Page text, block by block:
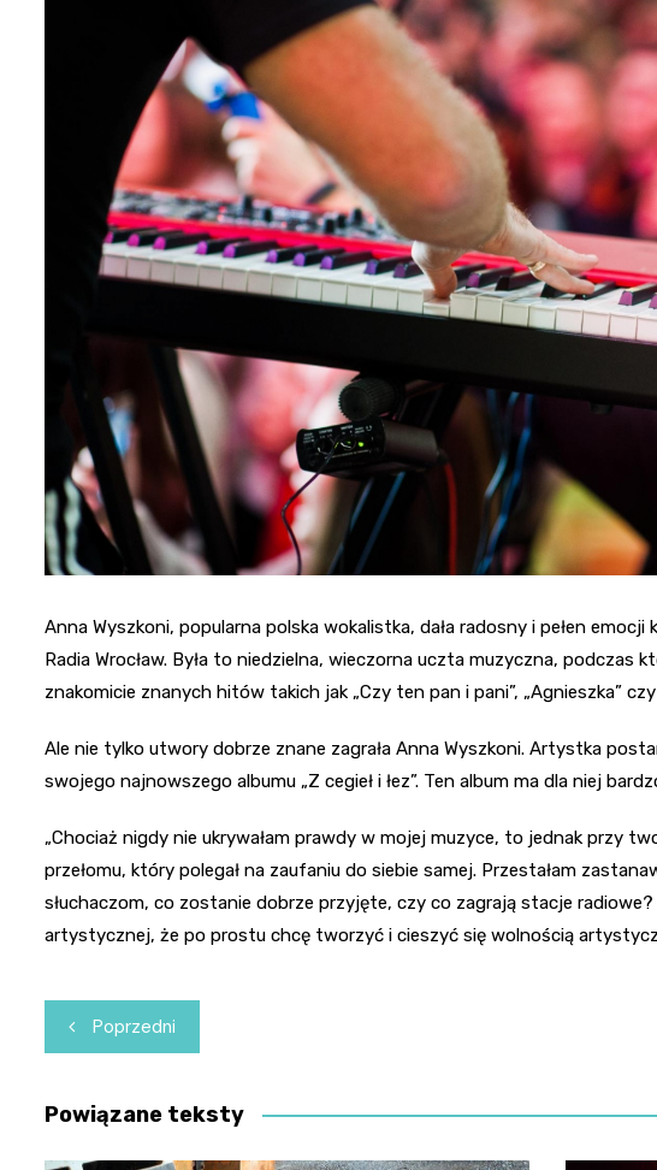
Anna Wyszkoni, popularna polska wokalistka, dała radosny i pełen
Radia Wrocław. Była to niedzielna, wieczorna uczta muzyczna, podczas
znakomicie znanych hitów takich jak „Czy ten pan i pani”, „Agnieszka”
Ale nie tylko utwory dobrze znane zagrała Anna Wyszkoni. Artystka
swojego najnowszego albumu „Z cegieł i łez”. Ten album ma dla niej
„Chociaż nigdy nie ukrywałam prawdy w mojej muzyce, to jednak przy
przełomu, który polegał na zaufaniu do siebie samej. Przestałam
słuchaczom, co zostanie dobrze przyjęte, czy co zagrają stacje
artystycznej, że po prostu chcę tworzyć i cieszyć się wolnością
Nawigacja
wpisu
Poprzedni
Powiązane teksty